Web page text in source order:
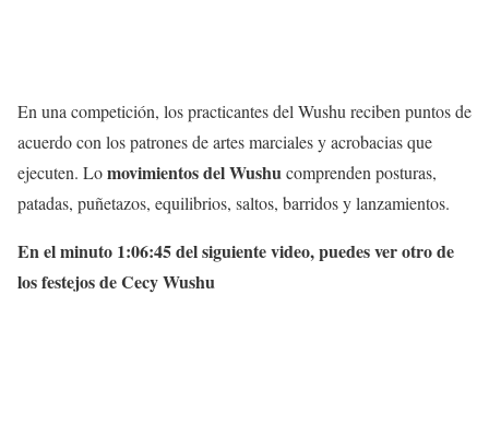
En una competición, los practicantes del Wushu reciben puntos de
acuerdo con los patrones de artes marciales y acrobacias que
ejecuten. Lomovimientos del Wushucomprenden posturas,
patadas, puñetazos, equilibrios, saltos, barridos y lanzamientos.
En el minuto 1:06:45 del siguiente video, puedes ver otro de
los festejos de Cecy Wushu